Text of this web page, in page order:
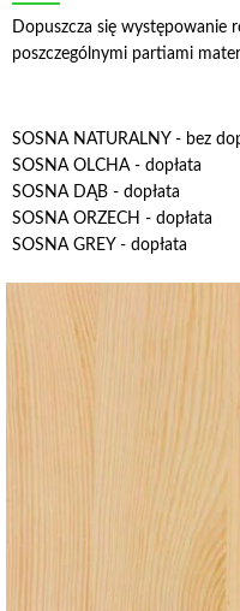
Dopuszcza się występowanie
poszczególnymi partiami
SOSNA NATURALNY - bez
SOSNA OLCHA - dopłata
SOSNA DĄB - dopłata
SOSNA ORZECH - dopłata
SOSNA GREY - dopłata